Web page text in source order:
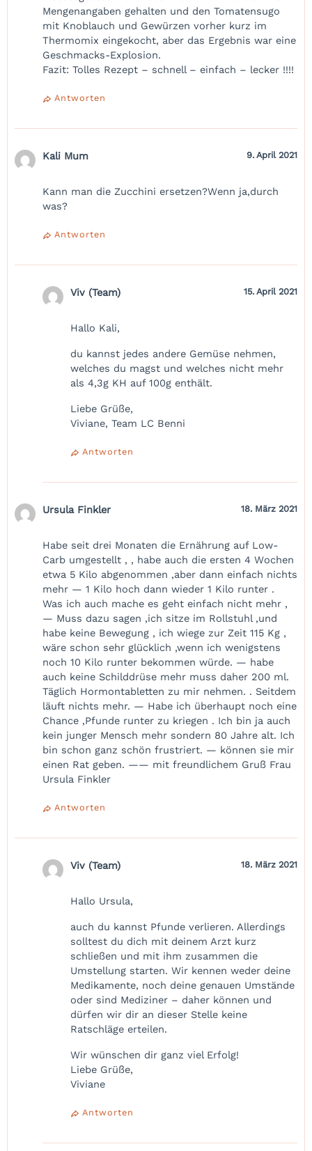
Mengenangaben gehalten und den Tomatensugo
mit Knoblauch und Gewürzen vorher kurz im
Thermomix eingekocht, aber das Ergebnis war eine
Geschmacks-Explosion.
Fazit: Tolles Rezept – schnell – einfach – lecker !!!!
Antworten
Kali Mum 9. April 2021
Kann man die Zucchini ersetzen?Wenn ja,durch
was?
Antworten
Viv (Team) 15. April 2021
Hallo Kali,
du kannst jedes andere Gemüse nehmen,
welches du magst und welches nicht mehr
als 4,3g KH auf 100g enthält.
Liebe Grüße,
Viviane, Team LC Benni
Antworten
Ursula Finkler 18. März 2021
Habe seit drei Monaten die Ernährung auf Low-
Carb umgestellt , , habe auch die ersten 4 Wochen
etwa 5 Kilo abgenommen ,aber dann einfach nichts
mehr — 1 Kilo hoch dann wieder 1 Kilo runter .
Was ich auch mache es geht einfach nicht mehr ,
— Muss dazu sagen ,ich sitze im Rollstuhl ,und
habe keine Bewegung , ich wiege zur Zeit 115 Kg ,
wäre schon sehr glücklich ,wenn ich wenigstens
noch 10 Kilo runter bekommen würde. — habe
auch keine Schilddrüse mehr muss daher 200 ml.
Täglich Hormontabletten zu mir nehmen. . Seitdem
läuft nichts mehr. — Habe ich überhaupt noch eine
Chance ,Pfunde runter zu kriegen . Ich bin ja auch
kein junger Mensch mehr sondern 80 Jahre alt. Ich
bin schon ganz schön frustriert. — können sie mir
einen Rat geben. —— mit freundlichem Gruß Frau
Ursula Finkler
Antworten
Viv (Team) 18. März 2021
Hallo Ursula,
auch du kannst Pfunde verlieren. Allerdings
solltest du dich mit deinem Arzt kurz
schließen und mit ihm zusammen die
Umstellung starten. Wir kennen weder deine
Medikamente, noch deine genauen Umstände
oder sind Mediziner – daher können und
dürfen wir dir an dieser Stelle keine
Ratschläge erteilen.
Wir wünschen dir ganz viel Erfolg!
Liebe Grüße,
Viviane
Antworten